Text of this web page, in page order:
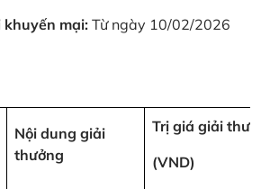
mại: Từ ngày 10/02/2026
Nội dung giải
thưởng
Trị giá giải
(VND)